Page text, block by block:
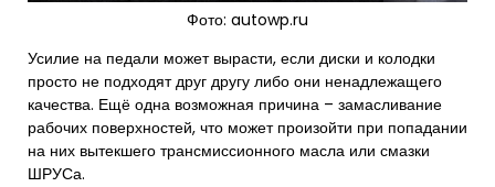
Фото: autowp.ru
Усилие на педали может вырасти, если диски и колодки
просто не подходят друг другу либо они ненадлежащего
качества. Ещё одна возможная причина – замасливание
рабочих поверхностей, что может произойти при попадании
на них вытекшего трансмиссионного масла или смазки
ШРУСа.